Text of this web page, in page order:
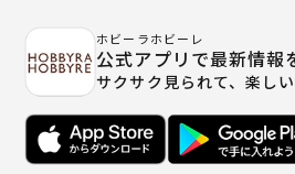
ホビーラホビーレ
公式アプリで最新情報
サクサク見られて、楽し